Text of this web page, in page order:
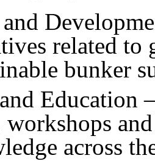
and
related to
bunker
Education
workshops
across